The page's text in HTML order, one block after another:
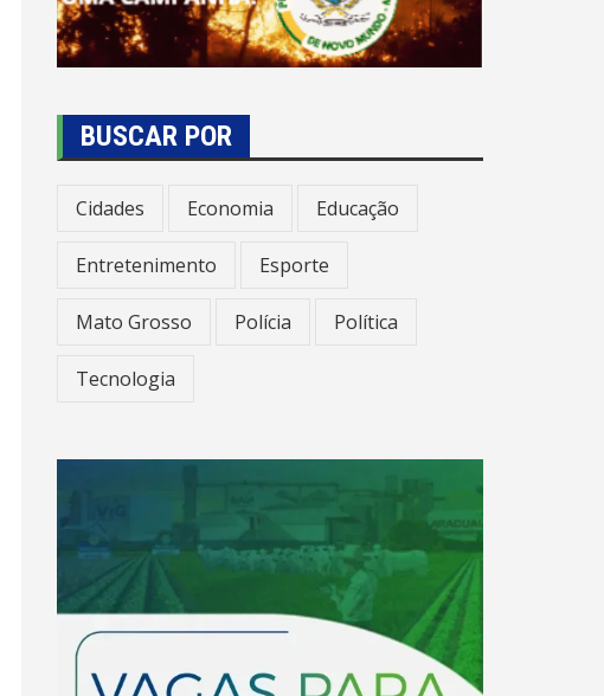
BUSCAR POR
Cidades Economia Educação
Entretenimento Esporte
Mato Grosso Polícia Política
Tecnologia